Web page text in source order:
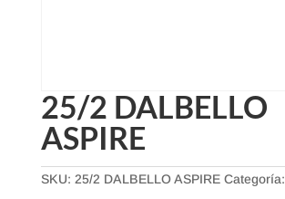
25/2 DALBELLO
ASPIRE
SKU: 25/2 DALBELLO ASPIRE Categoría: